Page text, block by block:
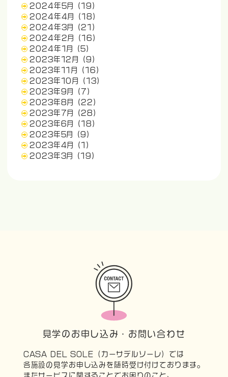
2024年5月
(19)
2024年4月
(18)
2024年3月
(21)
2024年2月
(16)
2024年1月
(5)
2023年12月
(9)
2023年11月
(16)
2023年10月
(13)
2023年9月
(7)
2023年8月
(22)
2023年7月
(28)
2023年6月
(18)
2023年5月
(9)
2023年4月
(1)
2023年3月
(19)
見学のお申し込み・お問い合わせ
CASA DEL SOLE（カーサデルソーレ）では
各施設の見学お申し込みを随時受け付けております。
またサービスに関することでお困りのこと、